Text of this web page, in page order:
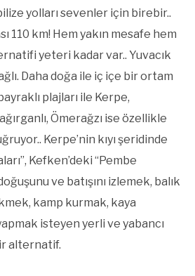
yolları sevenler için birebir..
110 km! Hem yakın mesafe hem
yeteri kadar var.. Yuvacık
Daha doğa ile iç içe bir ortam
plajları ile Kerpe,
Ömerağzı ise özellikle
Kerpe’nin kıyı şeridinde
Kefken’deki “Pembe
ve batışını izlemek, balık
kamp kurmak, kaya
isteyen yerli ve yabancı
alternatif.